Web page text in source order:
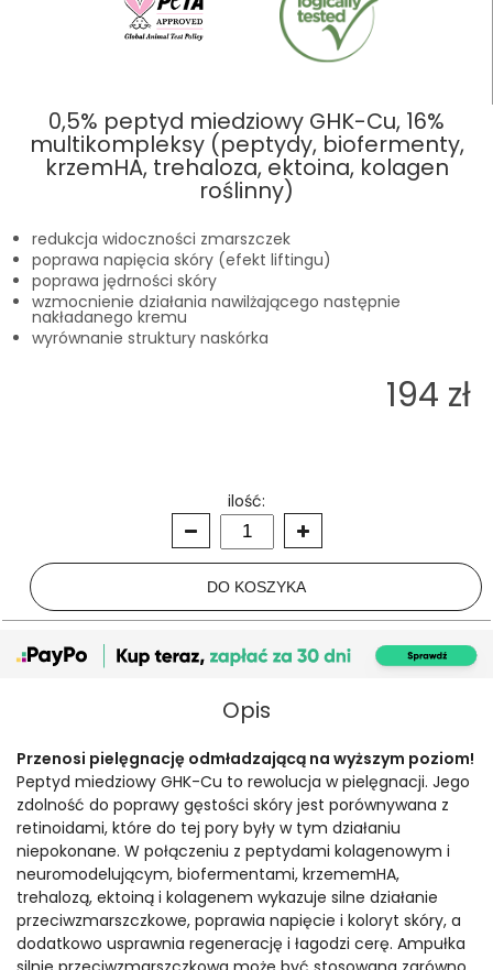
0,5% peptyd miedziowy GHK-Cu, 16%
multikompleksy (peptydy, biofermenty,
krzemHA, trehaloza, ektoina, kolagen
roślinny)
redukcja widoczności zmarszczek
poprawa napięcia skóry (efekt liftingu)
poprawa jędrności skóry
wzmocnienie działania nawilżającego następnie
nakładanego kremu
wyrównanie struktury naskórka
194 zł
ilość:
Opis
Przenosi pielęgnację odmładzającą na wyższym poziom!
Peptyd miedziowy GHK-Cu to rewolucja w pielęgnacji. Jego
zdolność do poprawy gęstości skóry jest porównywana z
retinoidami, które do tej pory były w tym działaniu
niepokonane. W połączeniu z peptydami kolagenowym i
neuromodelującym, biofermentami, krzememHA,
trehalozą, ektoiną i kolagenem wykazuje silne działanie
przeciwzmarszczkowe, poprawia napięcie i koloryt skóry, a
dodatkowo usprawnia regenerację i łagodzi cerę. Ampułka